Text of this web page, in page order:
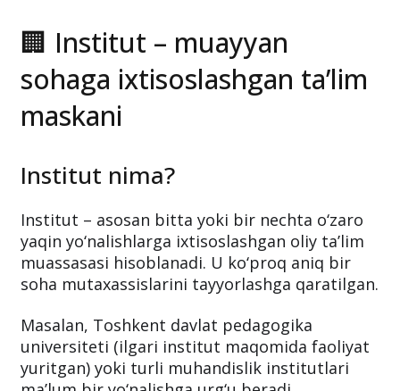
🏢 Institut – muayyan
sohaga ixtisoslashgan ta’lim
maskani
Institut nima?
Institut – asosan bitta yoki bir nechta o‘zaro
yaqin yo‘nalishlarga ixtisoslashgan oliy ta’lim
muassasasi hisoblanadi. U ko‘proq aniq bir
soha mutaxassislarini tayyorlashga qaratilgan.
Masalan, Toshkent davlat pedagogika
universiteti (ilgari institut maqomida faoliyat
yuritgan) yoki turli muhandislik institutlari